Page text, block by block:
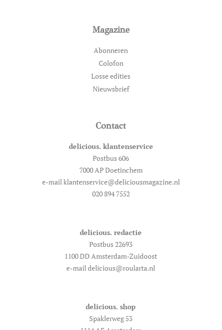
Magazine
Abonneren
Colofon
Losse edities
Nieuwsbrief
Contact
delicious. klantenservice
Postbus 606
7000 AP Doetinchem
e-mail klantenservice@deliciousmagazine.nl
020 894 7552
delicious. redactie
Postbus 22693
1100 DD Amsterdam-Zuidoost
e-mail delicious@roularta.nl
delicious. shop
Spaklerweg 53